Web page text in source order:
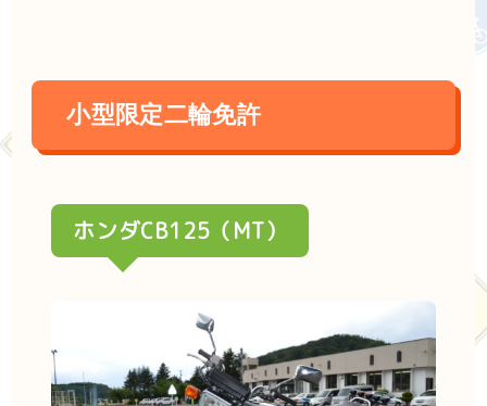
小型限定二輪免許
ホンダCB125（MT）